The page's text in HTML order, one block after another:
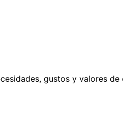
gustos y valores de